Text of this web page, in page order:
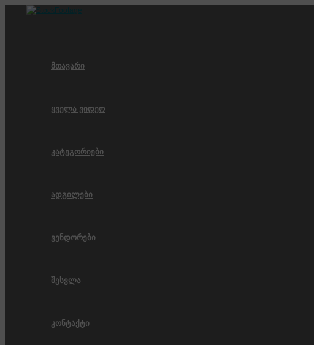
მთავარი
ყველა ვიდეო
კატეგორიები
ადგილები
ვენდორები
შესვლა
კონტაქტი